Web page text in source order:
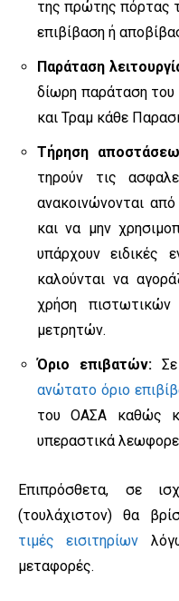
της πρώτης πόρτας
επιβίβαση ή
Παράταση
δίωρη παράταση του
και Τραμ κάθε
Τήρηση
τηρούν τις
ανακοινώνονται
και να μην
υπάρχουν ειδικές
καλούνται να
χρήση
μετρητών.
Όριο επιβατών:
ανώτατο όριο
του ΟΑΣΑ καθώς
υπεραστικά
Επιπρόσθετα, σε
(τουλάχιστον) θα
τιμές εισιτηρίων
μεταφορές.